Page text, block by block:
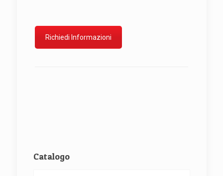
Richiedi Informazioni
Catalogo